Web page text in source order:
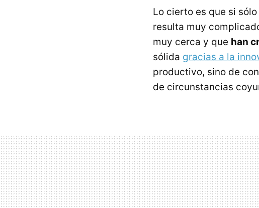
Lo cierto es que si
resulta muy
muy cerca y que han
sólida gracias a la
productivo, sino de
de circunstancias